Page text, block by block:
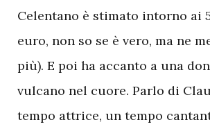
Celentano è stimato intorno ai
euro, non so se è vero, ma ne
più). E poi ha accanto a una
vulcano nel cuore. Parlo di
tempo attrice, un tempo